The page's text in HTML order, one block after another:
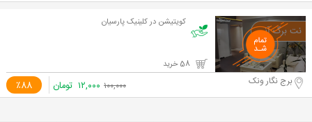
کویتیشن در کلینیک پارسیان
٪88 برج نگار ونک ۱۰۰,۰۰۰ ۱۲,۰۰۰ تومان